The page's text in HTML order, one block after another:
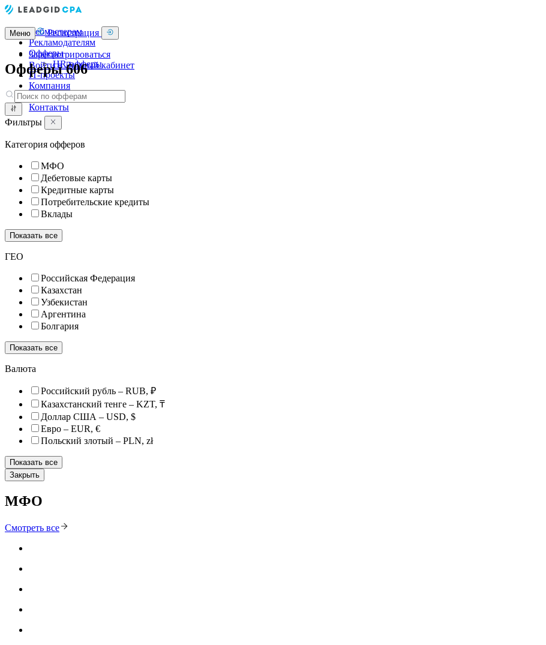
Вебмастерам
Рекламодателям
Офферы
HR-офферы
IT-проекты
Компания
Блог
Контакты
Меню Регистрация
Зарегистрироваться
Войти в Личный кабинет
Офферы606
Фильтры
Категория офферов
МФО
Дебетовые карты
Кредитные карты
Потребительские кредиты
Вклады
Показать все
ГЕО
Российская Федерация
Казахстан
Узбекистан
Аргентина
Болгария
Показать все
Валюта
Российский рубль – RUB, ₽
Казахстанский тенге – KZT, ₸
Доллар США – USD, $
Евро – EUR, €
Польский злотый – PLN, zł
Показать все
Закрыть
МФО
Смотреть все